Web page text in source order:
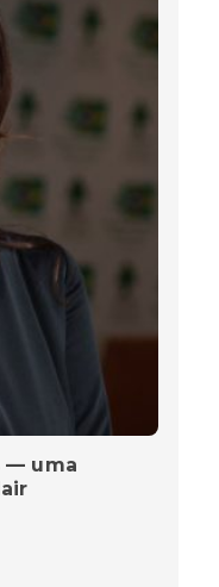
— uma